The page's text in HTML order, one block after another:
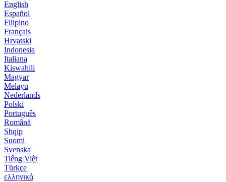
English
Español
Filipino
Français
Hrvatski
Indonesia
Italiana
Kiswahili
Magyar
Melayu
Nederlands
Polski
Português
Română
Shqip
Suomi
Svenska
Tiếng Việt
Türkçe
ελληνικά